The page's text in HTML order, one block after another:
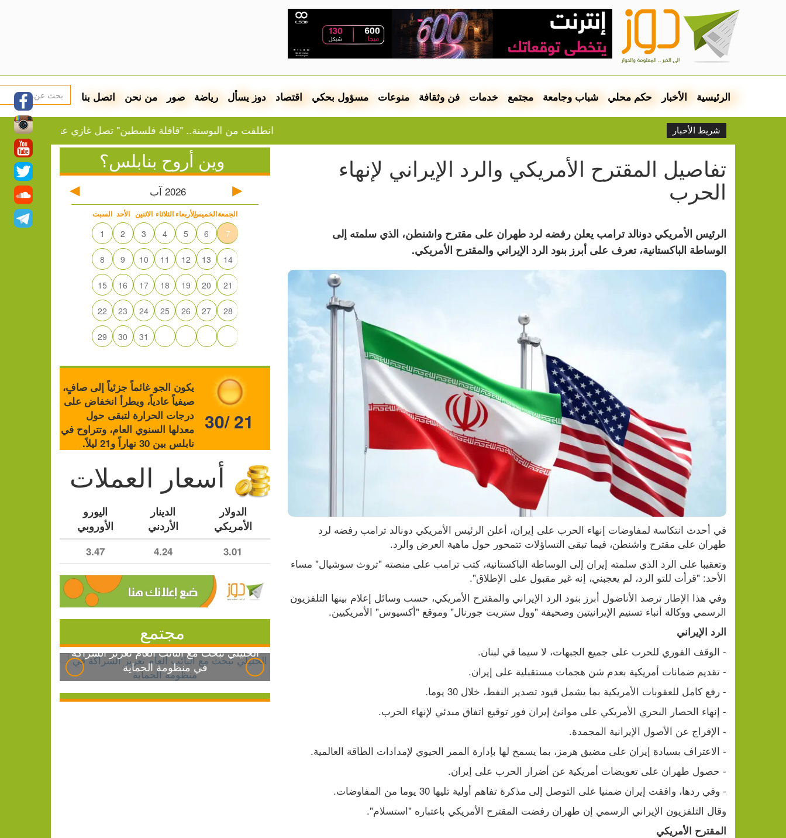
الرئيسية الأخبار حكم محلي شباب وجامعة مجتمع خدمات فن وثقافة منوعات مسؤول بحكي اقتصاد دوز يسأل رياضة صور من نحن اتصل بنا
شريط الأخبار انطلقت من البوسنة.. "قافلة فلسطين" تصل غازي عنتاب النفط
تفاصيل المقترح الأمريكي والرد الإيراني لإنهاء
الحرب
الرئيس الأمريكي دونالد ترامب يعلن رفضه لرد طهران على مقترح واشنطن، الذي سلمته إلى
الوساطة الباكستانية، تعرف على أبرز بنود الرد الإيراني والمقترح الأمريكي.
طهران على مقترح واشنطن، فيما تبقى التساؤلات تتمحور حول ماهية العرض والرد.
الأحد: "قرأت للتو الرد، لم يعجبني، إنه غير مقبول على الإطلاق".
الرسمي ووكالة أنباء تسنيم الإيرانيتين وصحيفة "وول ستريت جورنال" وموقع "أكسيوس" الأمريكيين.
الرد الإيراني
- الوقف الفوري للحرب على جميع الجبهات، لا سيما في لبنان.
- تقديم ضمانات أمريكية بعدم شن هجمات مستقبلية على إيران.
- رفع كامل للعقوبات الأمريكية بما يشمل قيود تصدير النفط، خلال 30 يوما.
- إنهاء الحصار البحري الأمريكي على موانئ إيران فور توقيع اتفاق مبدئي لإنهاء الحرب.
- الإفراج عن الأصول الإيرانية المجمدة.
- الاعتراف بسيادة إيران على مضيق هرمز، بما يسمح لها بإدارة الممر الحيوي لإمدادات الطاقة العالمية.
- حصول طهران على تعويضات أمريكية عن أضرار الحرب على إيران.
- وفي ردها، وافقت إيران ضمنيا على التوصل إلى مذكرة تفاهم أولية تليها 30 يوما من المفاوضات.
وقال التلفزيون الإيراني الرسمي إن طهران رفضت المقترح الأمريكي باعتباره "استسلام".
المقترح الأمريكي
وين أروح بنابلس؟
2026 آب
السبت الأحد الاثنين الثلاثاء الأربعاءالخميسالجمعة
1 2 3 4 5 6 7
8 9 10 11 12 13 14
15 16 17 18 19 20 21
22 23 24 25 26 27 28
29 30 31
يكون الجو غائماً جزئياً إلى صافٍ،
صيفياً عادياً، ويطرأ انخفاض على
درجات الحرارة لتبقى حول
معدلها السنوي العام، وتتراوح في
نابلس بين 30 نهاراً و21 ليلاً.
30/ 21
أسعار العملات
الدولار
الأمريكي
الدينار
الأردني
اليورو
الأوروبي
3.01
4.24
3.47
مجتمع
الخليلي تبحث مع النائب العام تعزيز الشراكة
في منظومة الحماية